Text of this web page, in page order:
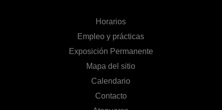
Horarios
Empleo y prácticas
Exposición Permanente
Mapa del sitio
Calendario
Contacto